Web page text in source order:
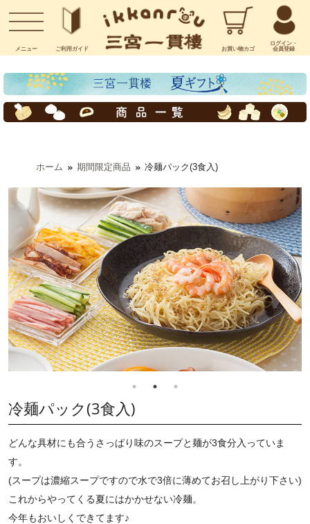
メニュー ご利用 ガイド お買い物カゴ
ログイン・
会員登録
お問い合わせ
ホーム 期間限定商品 冷麺パック(3食入)
冷麺パック(3食入)
どんな具材にも合うさっぱり味のスープと麺が3食分入っていま
す。
(スープは濃縮スープですので水で3倍に薄めてお召し上がり下さい)
これからやってくる夏にはかかせない冷麺。
今年もおいしくできてます♪